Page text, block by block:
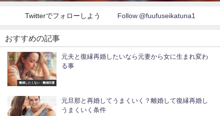
Twitterでフォローしよう Follow @fuufuseikatuna1
おすすめの記事
離婚したくない・離婚回避
元夫と復縁再婚したいなら元妻から女に生まれ変わ
る事
元旦那と再婚してうまくいく？離婚して復縁再婚し
うまくいく条件